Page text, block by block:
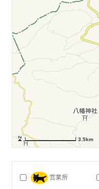
3.5km
営業所